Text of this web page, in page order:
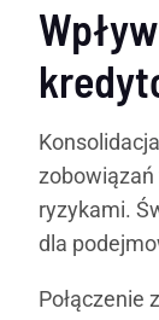
zobowiązań
ryzykami.
dla
Połączenie